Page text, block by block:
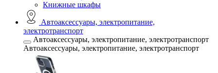
Книжные шкафы
Автоаксессуары, электропитание,
электротранспорт
Автоаксессуары, электропитание, электротранспорт
Автоаксессуары, электропитание, электротранспорт